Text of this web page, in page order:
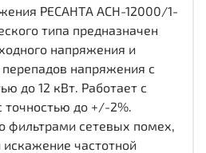
РЕСАНТА АСН-12000/1-
типа предназначен
напряжения и
напряжения с
до 12 кВт. Работает с
до +/-2%.
фильтрами сетевых помех,
частотной